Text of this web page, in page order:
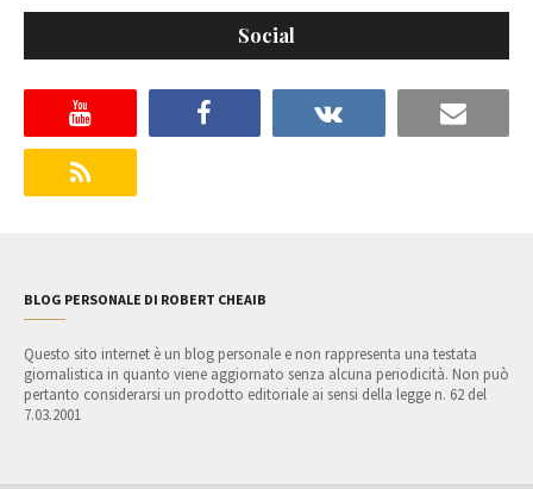
Social
BLOG PERSONALE DI ROBERT CHEAIB
Questo sito internet è un blog personale e non rappresenta una testata
giornalistica in quanto viene aggiornato senza alcuna periodicità. Non può
pertanto considerarsi un prodotto editoriale ai sensi della legge n. 62 del
7.03.2001